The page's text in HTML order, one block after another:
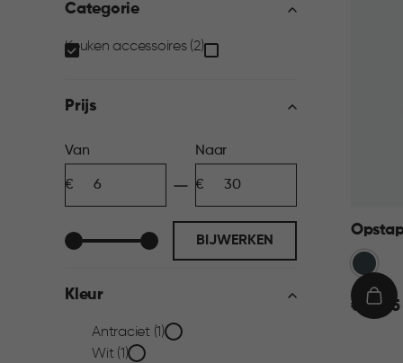
Categorie
Categorie
filter
Keuken accessoires (2)
Prijs
Prijs
filter
Van
Naar
BIJWERKEN
Kleur
Kleur
Antraciet (1)
Wit (1)
€€ 29,95
IN